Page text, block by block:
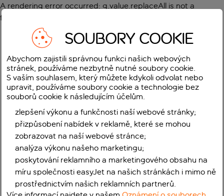
A rendering error occurred: g.value.replaceAll is not a
function
SOUBORY COOKIE
Abychom zajistili správnou funkci našich webových
stránek, používáme nezbytně nutné soubory cookie.
S vaším souhlasem, který můžete kdykoli odvolat nebo
upravit, používáme soubory cookie a technologie bez
souborů cookie k následujícím účelům.
zlepšení výkonu a funkčnosti naší webové stránky;
přizpůsobení nabídek v reklamě, které se mohou
zobrazovat na naší webové stránce;
analýza výkonu našeho marketingu;
poskytování reklamního a marketingového obsahu na
míru společnosti easyJet na našich stránkách i mimo ně
prostřednictvím našich reklamních partnerů.